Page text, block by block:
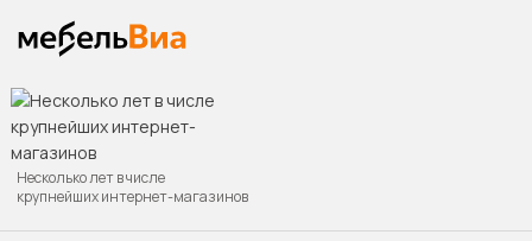
Несколько лет в числе
крупнейших интернет-магазинов